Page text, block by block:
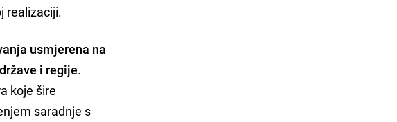
realizaciji.
usmjerena na
i regije.
koje šire
saradnje s